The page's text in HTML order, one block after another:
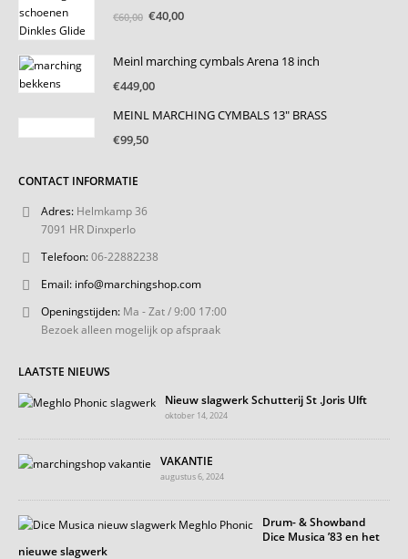
€60,00 Oorspronkelijke
€60,00.
€40,00Huidige
€40,00.
Meinl marching cymbals Arena 18 inch
€449,00
MEINL MARCHING CYMBALS 13" BRASS
€99,50
CONTACT INFORMATIE
Adres: Helmkamp 36
7091 HR Dinxperlo
Telefoon:06-22882238
Email: info@marchingshop.com
Openingstijden: Ma - Zat / 9:00 17:00
Bezoek alleen mogelijk op afspraak
LAATSTE NIEUWS
Nieuw slagwerk Schutterij St .Joris Ulft
oktober 14, 2024
VAKANTIE
augustus 6, 2024
Drum- & Showband
Dice Musica ’83 en het
nieuwe slagwerk